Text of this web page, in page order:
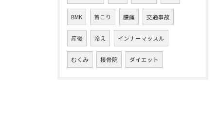
BMK 首こり 腰痛 交通事故
産後 冷え インナーマッスル
むくみ 接骨院 ダイエット